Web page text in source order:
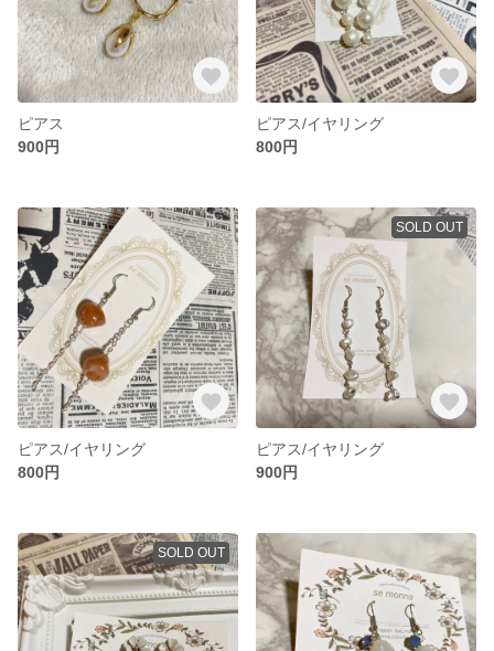
ピアス
900円
ピアス/イヤリング
800円
ピアス/イヤリング
800円
SOLD OUT
ピアス/イヤリング
900円
SOLD OUT